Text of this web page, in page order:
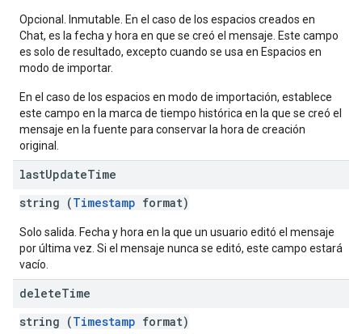
Opcional. Inmutable. En el caso de los espacios creados en
Chat, es la fecha y hora en que se creó el mensaje. Este campo
es solo de resultado, excepto cuando se usa en Espacios en
modo de importar.
En el caso de los espacios en modo de importación, establece
este campo en la marca de tiempo histórica en la que se creó el
mensaje en la fuente para conservar la hora de creación
original.
lastUpdateTime
string (Timestamp format)
Solo salida. Fecha y hora en la que un usuario editó el mensaje
por última vez. Si el mensaje nunca se editó, este campo estará
vacío.
deleteTime
string (Timestamp format)